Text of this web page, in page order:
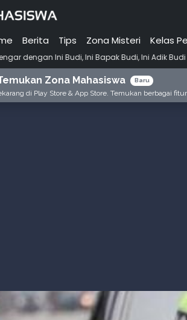
Berita Tips Zona Misteri Kelas
Ini Bapak Budi, Ini Adik Budi • Punya
Zona Mahasiswa Baru
di Play Store & App Store. Temukan berbagai